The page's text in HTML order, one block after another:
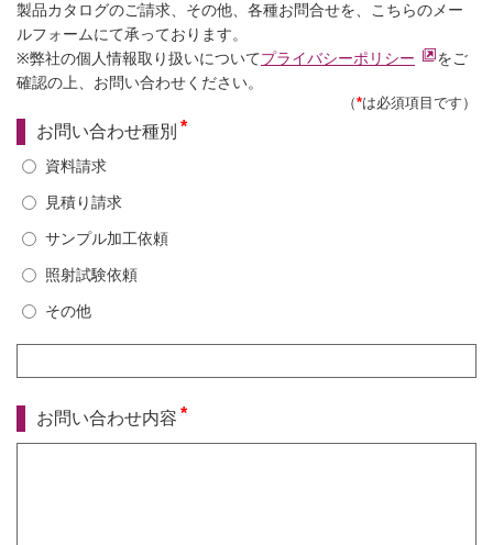
製品カタログのご請求、その他、各種お問合せを、こちらのメー
ルフォームにて承っております。
※弊社の個人情報取り扱いについてプライバシーポリシー
をご
確認の上、お問い合わせください。